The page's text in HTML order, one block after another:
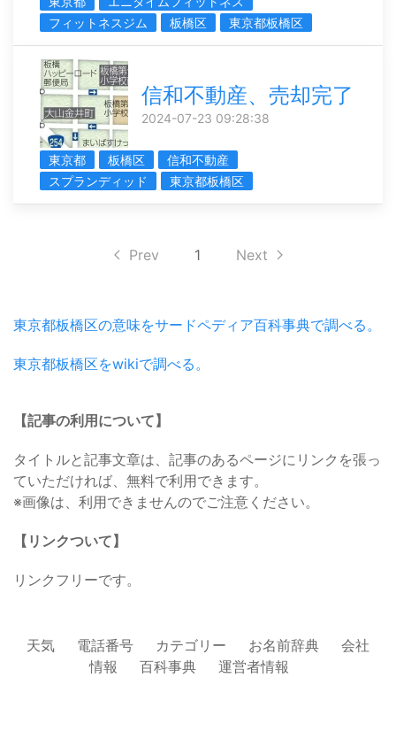
フィットネスジム
板橋区 東京都板橋区
信和不動産、売却完了
2024-07-23 09:28:38
東京都 板橋区
信和不動産
スプランディッド
東京都板橋区
Prev 1 Next
東京都板橋区の意味をサードペディア百科事典で調べる。
東京都板橋区をwikiで調べる。
【記事の利用について】
タイトルと記事文章は、記事のあるページにリンクを張っ
ていただければ、無料で利用できます。
※画像は、利用できませんのでご注意ください。
【リンクついて】
リンクフリーです。
天気 電話番号 カテゴリー お名前辞典
会社
情報
百科事典 運営者情報